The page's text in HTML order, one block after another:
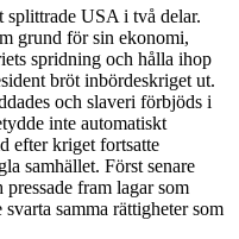
USA i två delar.
grund för sin ekonomi,
spridning och hålla ihop
bröt inbördeskriget ut.
och slaveri förbjöds i
inte automatiskt
efter kriget fortsatte
samhället. Först senare
fram lagar som
samma rättigheter som